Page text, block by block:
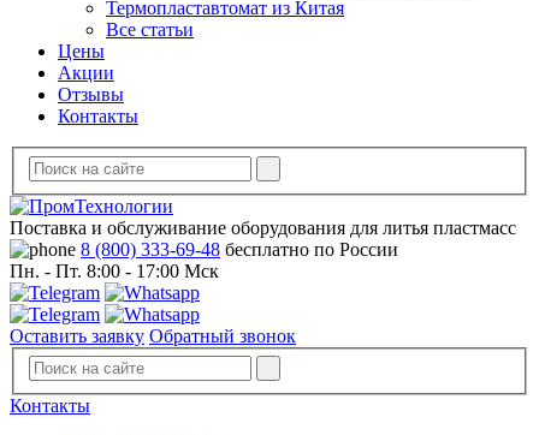
Термопластавтомат из Китая
Все статьи
Цены
Акции
Отзывы
Контакты
Поставка и обслуживание оборудования для литья пластмасс
8 (800) 333-69-48 бесплатно по России
Пн. - Пт. 8:00 - 17:00 Мск
Оставить заявку Обратный звонок
Контакты